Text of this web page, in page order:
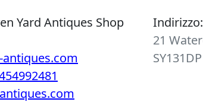
Yard Antiques Shop
antiques.com
Indirizzo:
21
SY131DP